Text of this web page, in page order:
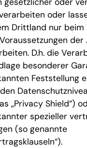
gesetzlicher oder
oder
Drittland nur beim
der
D.h. die
besonderer
Feststellung
„Privacy Shield“)
spezieller
(so genannte